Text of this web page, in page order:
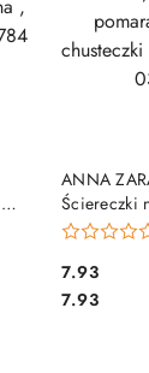
ANNA
Ściereczki
mebli, o
chusteczki
030163
Cena:
7.93
Cena:
7.93